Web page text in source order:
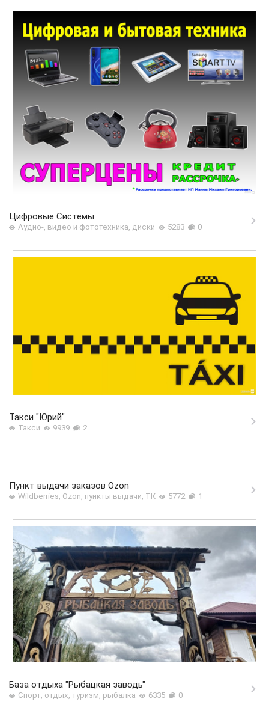
Цифровые Системы
Аудио-, видео и фототехника, диски 5283 0
Такси "Юрий"
Такси 9939 2
Пункт выдачи заказов Ozon
Wildberries, Ozon, пункты выдачи, ТК 5772 1
База отдыха "Рыбацкая заводь"
Спорт, отдых, туризм, рыбалка 6335 0